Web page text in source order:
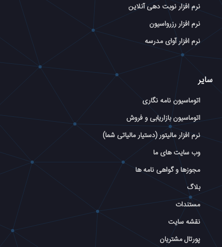
نرم افزار نوبت دهی آنلاین
نرم افزار رزرواسیون
نرم افزار آوای مدرسه
سایر
اتوماسیون نامه نگاری
اتوماسیون بازاریابی و فروش
نرم افزار مالیتور (دستیار مالیاتی شما)
وب سایت های ما
مجوزها و گواهی نامه ها
بلاگ
مستندات
نقشه سایت
پورتال مشتریان